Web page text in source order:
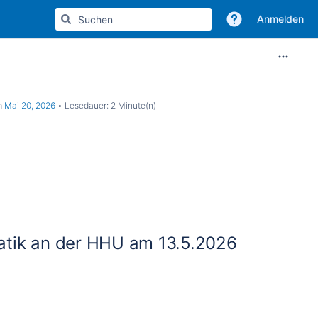
Anmelden
Mai 20, 2026 Lesedauer: 2 Minute(n)
an der HHU am 13.5.2026